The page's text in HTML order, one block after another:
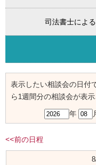
司法書士によ
表示したい相談会の日付
ら1週間分の相談会が表示
年
<<前の日程